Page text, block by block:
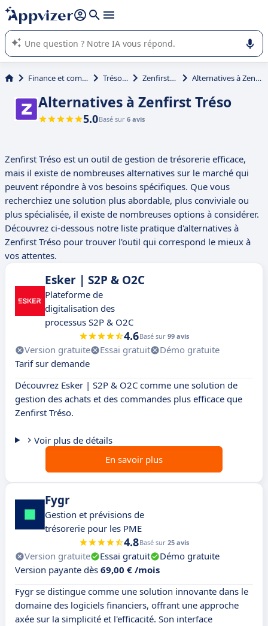
répondre (plusieurs lignes avec
L'IA de Appvizer vous guide dans l'utilisation ou la sélection de
logiciel SaaS en entreprise.
Finance et comptabilité Trésorerie Zenfirst Tréso Alternatives à Zenfirst Tréso
Alternatives à Zenfirst Tréso
5.0Basé sur 6 avis
Zenfirst Tréso est un outil de gestion de trésorerie efficace,
mais il existe de nombreuses alternatives sur le marché qui
peuvent répondre à vos besoins spécifiques. Que vous
recherchiez une solution plus abordable, plus conviviale ou
plus spécialisée, il existe de nombreuses options à considérer.
Découvrez ci-dessous notre liste pratique d'alternatives à
Zenfirst Tréso pour trouver l'outil qui correspond le mieux à
vos attentes.
Esker | S2P & O2C
Plateforme de
digitalisation des
processus S2P & O2C
4.6Basé sur 99 avis
Version gratuite Essai gratuit
Démo gratuite
Tarif sur demande
Découvrez Esker | S2P & O2C comme une solution de
gestion des achats et des commandes plus efficace que
Zenfirst Tréso.
Voir plus de détails
En savoir plus
Fygr
Gestion et prévisions de
trésorerie pour les PME
4.8Basé sur 25 avis
Version gratuite Essai gratuit
Démo gratuite
Version payante dès 69,00 € /mois
Fygr se distingue comme une solution innovante dans le
domaine des logiciels financiers, offrant une approche
axée sur la simplicité et l'efficacité. Son interface